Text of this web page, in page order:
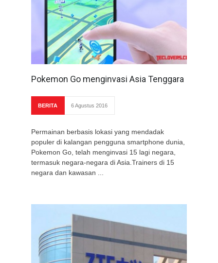
Pokemon Go menginvasi Asia Tenggara
BERITA 6 Agustus 2016
Permainan berbasis lokasi yang mendadak
populer di kalangan pengguna smartphone dunia,
Pokemon Go, telah menginvasi 15 lagi negara,
termasuk negara-negara di Asia.Trainers di 15
negara dan kawasan ...